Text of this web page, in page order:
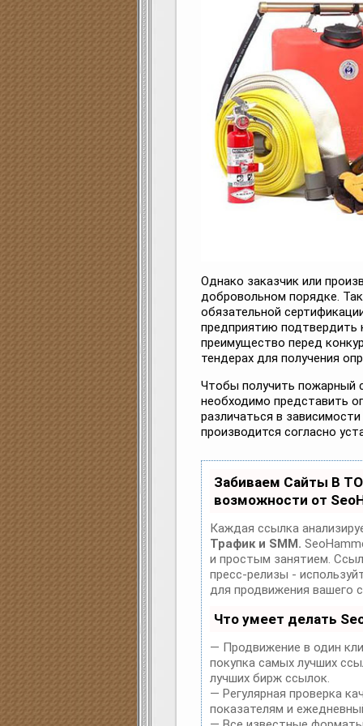
Однако заказчик или
добровольном порядке.
обязательной
предприятию подтвердить
преимущество перед
тендерах для получения
Чтобы получить пожарный
необходимо представить
различаться в
производится согласно
Забиваем Сайты В
возможности от
Каждая ссылка
Трафик и SMM.
и простым занятием.
пресс-релизы -
для продвижения вашего
Что умеет делать
— Продвижение в один
покупка самых лучших
лучших бирж ссылок.
— Регулярная проверка
показателям и